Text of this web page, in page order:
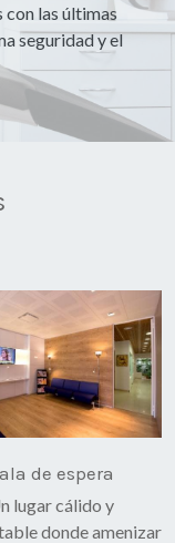
las últimas
seguridad y el
de espera
lugar cálido y
donde amenizar